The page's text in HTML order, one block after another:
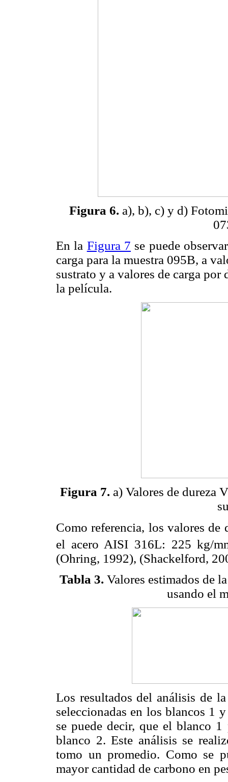
Figura 6. a), b), c) y d)
En la Figura 7 se puede
carga para la muestra 095B, a
sustrato y a valores de carga por
la película.
Figura 7. a) Valores de dureza
Como referencia, los valores de
el acero AISI 316L: 225 kg/
(Ohring, 1992), (Shackelford,
Tabla 3. Valores estimados de
usando el
Los resultados del análisis de
seleccionadas en los blancos 1
se puede decir, que el blanco
blanco 2. Este análisis se
tomo un promedio. Como se
mayor cantidad de carbono en